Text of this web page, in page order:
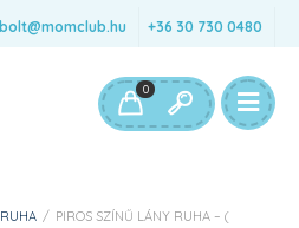
bolt@momclub.hu +36 30 730 0480
0
RUHA / PIROS SZÍNŰ LÁNY RUHA – (